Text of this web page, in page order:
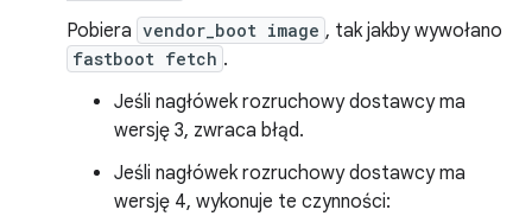
Pobiera vendor_boot image , tak jakby wywołano
fastboot fetch .
Jeśli nagłówek rozruchowy dostawcy ma
wersję 3, zwraca błąd.
Jeśli nagłówek rozruchowy dostawcy ma
wersję 4, wykonuje te czynności: